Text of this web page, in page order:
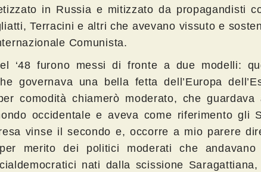
in Russia e mitizzato da propagandisti
Terracini e altri che avevano vissuto e
Comunista.
‘48 furono messi di fronte a due modelli:
governava una bella fetta dell’Europa
comodità chiamerò moderato, che guardava
occidentale e aveva come riferimento gli
vinse il secondo e, occorre a mio parere
merito dei politici moderati che andavano
nati dalla scissione Saragattiana,